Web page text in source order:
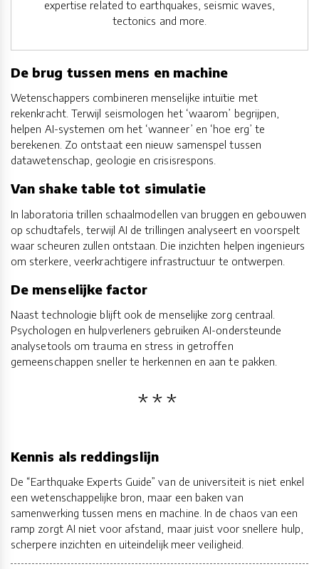
expertise related to earthquakes, seismic waves,
tectonics and more.
De brug tussen mens en machine
Wetenschappers combineren menselijke intuïtie met
rekenkracht. Terwijl seismologen het ‘waarom’ begrijpen,
helpen AI-systemen om het ‘wanneer’ en ‘hoe erg’ te
berekenen. Zo ontstaat een nieuw samenspel tussen
datawetenschap, geologie en crisisrespons.
Van shake table tot simulatie
In laboratoria trillen schaalmodellen van bruggen en gebouwen
op schudtafels, terwijl AI de trillingen analyseert en voorspelt
waar scheuren zullen ontstaan. Die inzichten helpen ingenieurs
om sterkere, veerkrachtigere infrastructuur te ontwerpen.
De menselijke factor
Naast technologie blijft ook de menselijke zorg centraal.
Psychologen en hulpverleners gebruiken AI-ondersteunde
analysetools om trauma en stress in getroffen
gemeenschappen sneller te herkennen en aan te pakken.
Kennis als reddingslijn
De “Earthquake Experts Guide” van de universiteit is niet enkel
een wetenschappelijke bron, maar een baken van
samenwerking tussen mens en machine. In de chaos van een
ramp zorgt AI niet voor afstand, maar juist voor snellere hulp,
scherpere inzichten en uiteindelijk meer veiligheid.